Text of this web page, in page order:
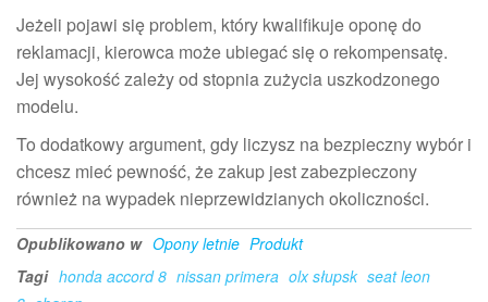
Jeżeli pojawi się problem, który kwalifikuje oponę do
reklamacji, kierowca może ubiegać się o rekompensatę.
Jej wysokość zależy od stopnia zużycia uszkodzonego
modelu.
To dodatkowy argument, gdy liczysz na bezpieczny wybór i
chcesz mieć pewność, że zakup jest zabezpieczony
również na wypadek nieprzewidzianych okoliczności.
Opublikowano w Opony letnie Produkt
Tagi honda accord 8 nissan primera olx słupsk seat leon